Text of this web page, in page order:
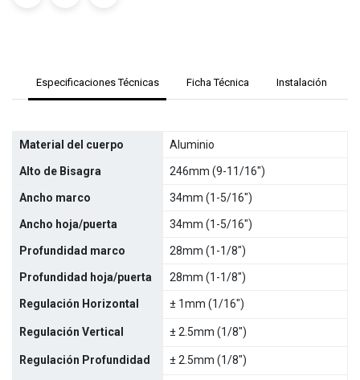
Especificaciones Técnicas Ficha Técnica Instalación
Material del cuerpo Aluminio
Alto de Bisagra 246mm (9-11/16")
Ancho marco 34mm (1-5/16")
Ancho hoja/puerta 34mm (1-5/16")
Profundidad marco 28mm (1-1/8")
Profundidad hoja/puerta 28mm (1-1/8")
Regulación Horizontal ± 1mm (1/16")
Regulación Vertical ±2.5mm (1/8")
Regulación Profundidad ±2.5mm (1/8")